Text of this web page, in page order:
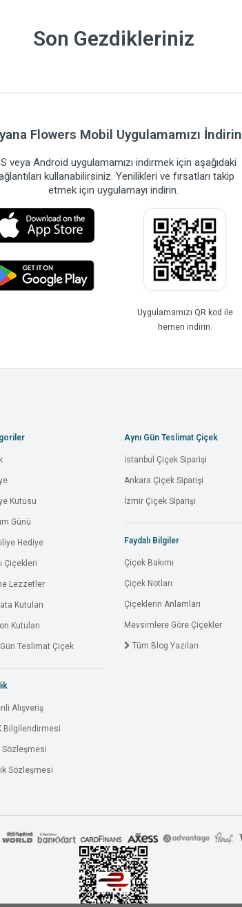
Son Gezdikleriniz
Flowers Mobil Uygulamamızı İndirin
veya Android uygulamamızı indirmek için aşağıdaki
kullanabilirsiniz. Yenilikleri ve fırsatları takip
etmek için uygulamayı indirin.
Uygulamamızı QR kod ile
hemen indirin.
Kutusu
Günü
Hediye
Çiçekleri
Lezzetler
Kutuları
Kutuları
Gün Teslimat Çiçek
Alışveriş
Bilgilendirmesi
Sözleşmesi
Sözleşmesi
Aynı Gün Teslimat Çiçek
İstanbul Çiçek Siparişi
Ankara Çiçek Siparişi
İzmir Çiçek Siparişi
Faydalı Bilgiler
Çiçek Bakımı
Çiçek Notları
Çiçeklerin Anlamları
Mevsimlere Göre Çiçekler
Tüm Blog Yazıları